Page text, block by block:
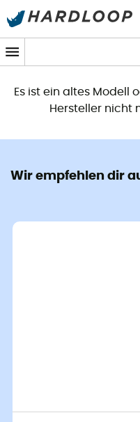
Dieses
Es ist ein altes Modell
Hersteller nicht
Wir empfehlen dir